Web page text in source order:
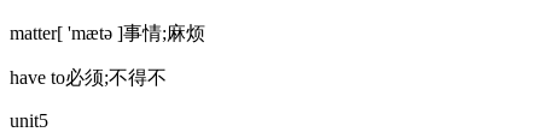
matter[ 'mætə ]事情;麻烦
have to必须;不得不
unit5